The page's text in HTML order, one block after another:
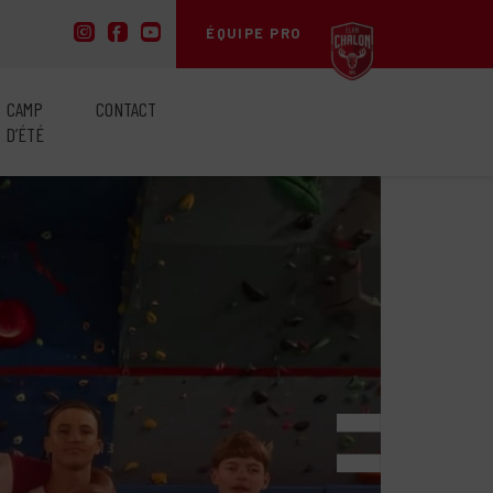
ÉQUIPE PRO
CAMP
D’ÉTÉ
CONTACT